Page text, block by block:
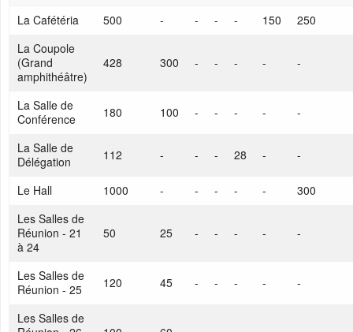
La Cafétéria
500 - - - - 150
250
La Coupole
(Grand
amphithéâtre)
428 300 - - - - -
La Salle de
Conférence
180 100 - - - - -
La Salle de
Délégation
112 - - - 28 - -
Le Hall 1000 - - - - -
300
Les Salles de
Réunion - 21
à 24
50 25 - - - - -
Les Salles de
Réunion - 25
120 45 - - - - -
Les Salles de